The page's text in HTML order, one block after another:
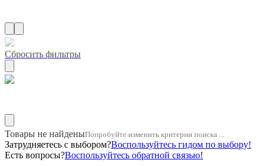
Сбросить фильтры
Товары не найденыПопробуйте изменить критерии поиска ...
Затрудняетесь с выбором?Воспользуйтесь гидом по выбору!
Есть вопросы?Воспользуйтесь обратной связью!